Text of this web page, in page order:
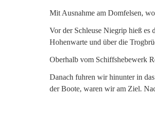
Mit Ausnahme am Domfelsen,
Vor der Schleuse Niegrip hieß es
Hohenwarte und über die
Oberhalb vom Schiffshebewerk
Danach fuhren wir hinunter in
der Boote, waren wir am Ziel.